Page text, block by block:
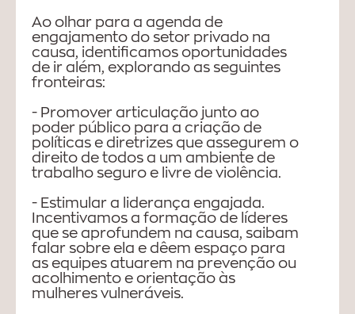
Ao olhar para a agenda de
engajamento do setor privado na
causa, identificamos oportunidades
de ir além, explorando as seguintes
fronteiras:
- Promover articulação junto ao
poder público para a criação de
políticas e diretrizes que assegurem o
direito de todos a um ambiente de
trabalho seguro e livre de violência.
- Estimular a liderança engajada.
Incentivamos a formação de líderes
que se aprofundem na causa, saibam
falar sobre ela e dêem espaço para
as equipes atuarem na prevenção ou
acolhimento e orientação às
mulheres vulneráveis.